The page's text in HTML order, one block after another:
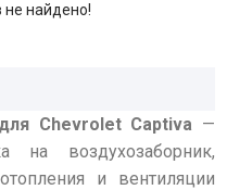
найдено!
Chevrolet Captiva —
на воздухозаборник,
и вентиляции